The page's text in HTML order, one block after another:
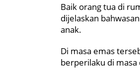
Baik orang tua di
dijelaskan
anak.
Di masa emas
berperilaku di masa